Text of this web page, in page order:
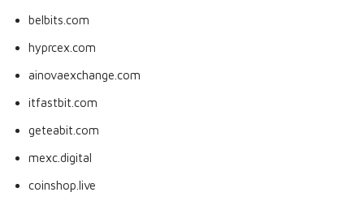
belbits.com
hyprcex.com
ainovaexchange.com
itfastbit.com
geteabit.com
mexc.digital
coinshop.live